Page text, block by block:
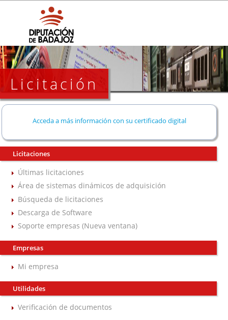
Licitación
Acceda a más información con su certificado digital
Licitaciones
Últimas licitaciones
Área de sistemas dinámicos de adquisición
Búsqueda de licitaciones
Descarga de Software
Soporte empresas (Nueva ventana)
Empresas
Mi empresa
Utilidades
Verificación de documentos